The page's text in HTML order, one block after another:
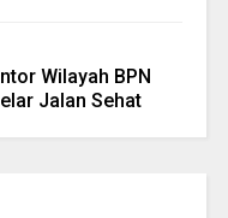
Wilayah BPN
Jalan Sehat